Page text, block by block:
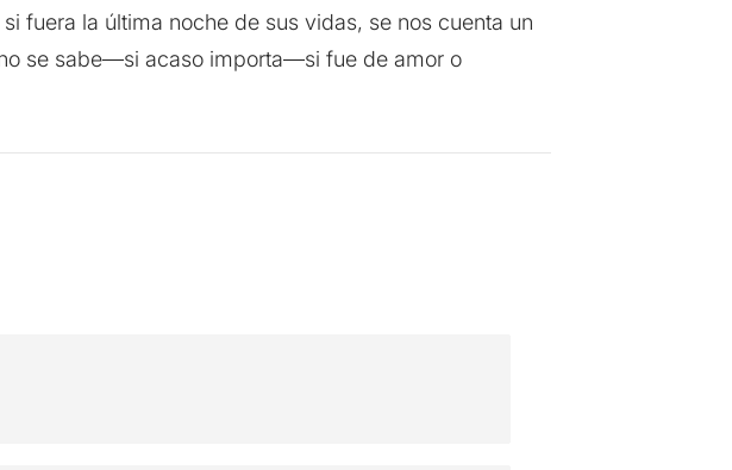
fuera la última noche de sus vidas, se nos cuenta un
se sabe—si acaso importa—si fue de amor o